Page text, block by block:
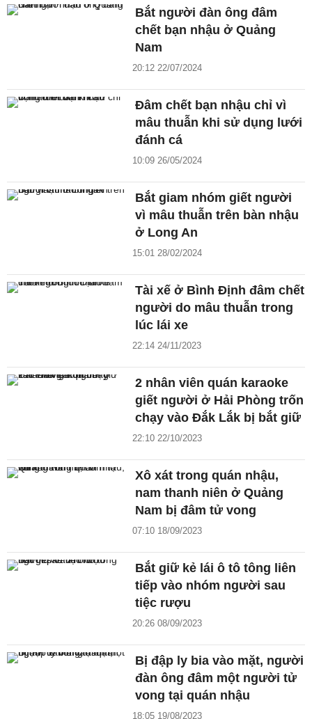
Bắt người đàn ông đâm
chết bạn nhậu ở Quảng
Nam
20:12 22/07/2024
Đâm chết bạn nhậu chỉ vì
mâu thuẫn khi sử dụng lưới
đánh cá
10:09 26/05/2024
Bắt giam nhóm giết người
vì mâu thuẫn trên bàn nhậu
ở Long An
15:01 28/02/2024
Tài xế ở Bình Định đâm chết
người do mâu thuẫn trong
lúc lái xe
22:14 24/11/2023
2 nhân viên quán karaoke
giết người ở Hải Phòng trốn
chạy vào Đắk Lắk bị bắt giữ
22:10 22/10/2023
Xô xát trong quán nhậu,
nam thanh niên ở Quảng
Nam bị đâm tử vong
07:10 18/09/2023
Bắt giữ kẻ lái ô tô tông liên
tiếp vào nhóm người sau
tiệc rượu
20:26 08/09/2023
Bị đập ly bia vào mặt, người
đàn ông đâm một người tử
vong tại quán nhậu
18:05 19/08/2023